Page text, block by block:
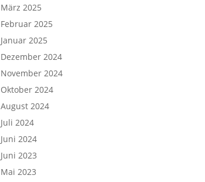
März 2025
Februar 2025
Januar 2025
Dezember 2024
November 2024
Oktober 2024
August 2024
Juli 2024
Juni 2024
Juni 2023
Mai 2023